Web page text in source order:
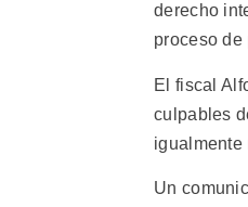
derecho
proceso de
El fiscal
culpables
igualmente
Un